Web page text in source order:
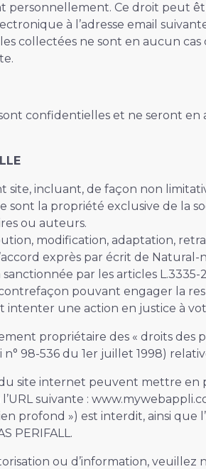
Ce droit peut
à l’adresse email
collectées ne sont en aucun
confidentielles et ne seront
incluant, de façon non
sont la propriété exclusive de la
ou auteurs.
modification, adaptation,
exprès par écrit de
par les articles
pouvant engager la
intenter une action en justice à
propriétaire des « droits des
98-536 du 1er juillet 1998)
site internet peuvent mettre
l’URL suivante :
profond ») est interdit, ainsi
PERIFALL.
ou d’information, veuillez